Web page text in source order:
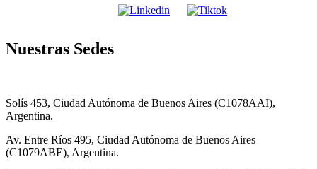
Nuestras Sedes
Solís 453, Ciudad Autónoma de Buenos Aires (C1078AAI),
Argentina.
Av. Entre Ríos 495, Ciudad Autónoma de Buenos Aires
(C1079ABE), Argentina.